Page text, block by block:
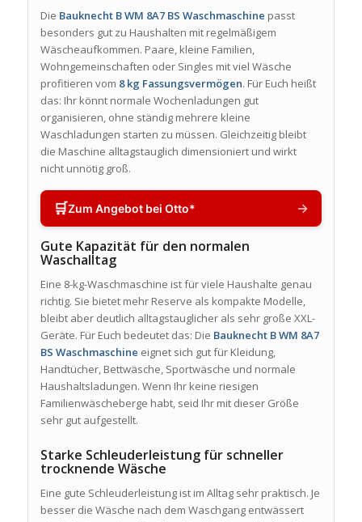
Die Bauknecht B WM 8A7 BS Waschmaschine passt
besonders gut zu Haushalten mit regelmäßigem
Wäscheaufkommen. Paare, kleine Familien,
Wohngemeinschaften oder Singles mit viel Wäsche
profitieren vom 8 kg Fassungsvermögen. Für Euch heißt
das: Ihr könnt normale Wochenladungen gut
organisieren, ohne ständig mehrere kleine
Waschladungen starten zu müssen. Gleichzeitig bleibt
die Maschine alltagstauglich dimensioniert und wirkt
nicht unnötig groß.
🛒Zum Angebot bei Otto* →
Gute Kapazität für den normalen
Waschalltag
Eine 8-kg-Waschmaschine ist für viele Haushalte genau
richtig. Sie bietet mehr Reserve als kompakte Modelle,
bleibt aber deutlich alltagstauglicher als sehr große XXL-
Geräte. Für Euch bedeutet das: Die Bauknecht B WM 8A7
BS Waschmaschine eignet sich gut für Kleidung,
Handtücher, Bettwäsche, Sportwäsche und normale
Haushaltsladungen. Wenn Ihr keine riesigen
Familienwäscheberge habt, seid Ihr mit dieser Größe
sehr gut aufgestellt.
Starke Schleuderleistung für schneller
trocknende Wäsche
Eine gute Schleuderleistung ist im Alltag sehr praktisch. Je
besser die Wäsche nach dem Waschgang entwässert